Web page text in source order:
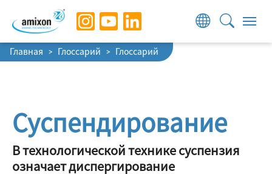
Skip to main navigation
Skip to main content
Skip to page footer
You are here:
Главная Глоссарий Глоссарий
Суспендирование
В технологической технике суспензия
означает диспергирование